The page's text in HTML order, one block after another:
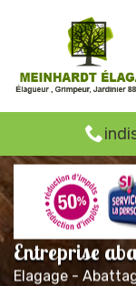
Entreprise
Elagage -